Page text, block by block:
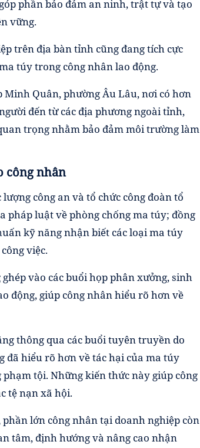
phần bảo đảm an ninh, trật tự và tạo
vững.
trên địa bàn tỉnh cũng đang tích cực
túy trong công nhân lao động.
Minh Quân, phường Âu Lâu, nơi có hơn
đến từ các địa phương ngoài tỉnh,
trọng nhằm bảo đảm môi trường làm
công nhân
công an và tổ chức công đoàn tổ
pháp luật về phòng chống ma túy; đồng
kỹ năng nhận biết các loại ma túy
việc.
vào các buổi họp phân xưởng, sinh
động, giúp công nhân hiểu rõ hơn về
thông qua các buổi tuyên truyền do
đã hiểu rõ hơn về tác hại của ma túy
tội. Những kiến thức này giúp công
tệ nạn xã hội.
lớn công nhân tại doanh nghiệp còn
tâm, định hướng và nâng cao nhận